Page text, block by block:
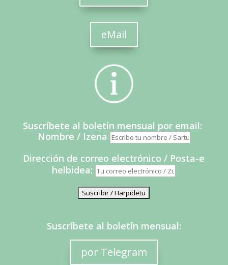
eMail
Suscríbete al boletín mensual por email:
Nombre / Izena
Dirección de correo electrónico / Posta-e
helbidea:
Suscríbete al boletín mensual:
por Telegram